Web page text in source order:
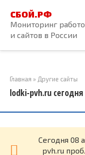
контенту
СБОЙ.РФ
Мониторинг
и сайтов в России
Главная » Другие сайты
lodki-pvh.ru
Cегодня 08
pvh.ru